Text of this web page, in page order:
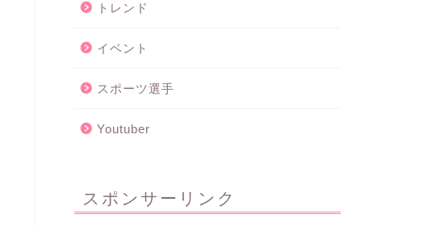
トレンド
イベント
スポーツ選手
Youtuber
スポンサーリンク